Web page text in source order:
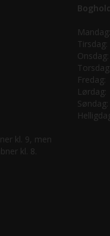
kl. 9, men
kl. 8.
Mandag:
Tirsdag:
Onsdag:
Torsdag:
Fredag:
Lørdag:
Søndag: